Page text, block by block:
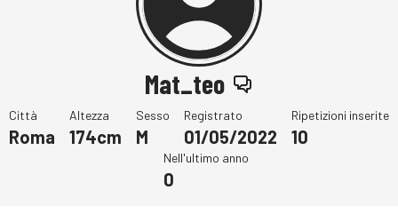
Mat_teo
Città
Roma
Altezza
174cm
Sesso
M
Registrato
01/05/2022
Ripetizioni inserite
10
Nell'ultimo anno
0